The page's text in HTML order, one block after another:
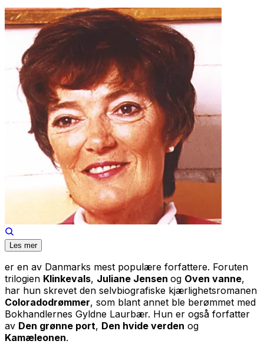
Les mer
er en av Danmarks mest populære forfattere. Foruten
trilogien Klinkevals, Juliane Jensen og Oven vanne,
har hun skrevet den selvbiografiske kjærlighetsromanen
Coloradodrømmer, som blant annet ble berømmet med
Bokhandlernes Gyldne Laurbær. Hun er også forfatter
av Den grønne port, Den hvide verden og
Kamæleonen.